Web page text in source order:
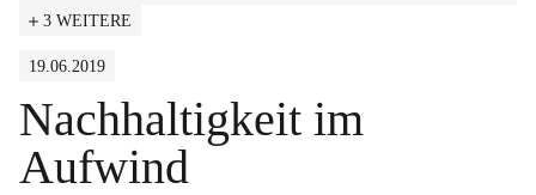
3 WEITERE
19.06.2019
Nachhaltigkeit im
Aufwind